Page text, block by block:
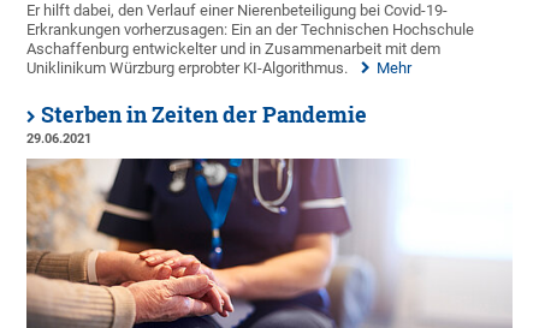
Er hilft dabei, den Verlauf einer Nierenbeteiligung bei Covid-19-
Erkrankungen vorherzusagen: Ein an der Technischen Hochschule
Aschaffenburg entwickelter und in Zusammenarbeit mit dem
Uniklinikum Würzburg erprobter KI-Algorithmus.
Mehr
Sterben in Zeiten der Pandemie
29.06.2021